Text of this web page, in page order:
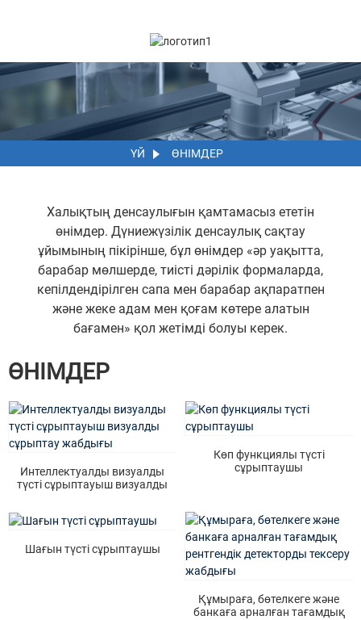
ҮЙ ӨНІМДЕР
Халықтың денсаулығын қамтамасыз ететін
өнімдер. Дүниежүзілік денсаулық сақтау
ұйымының пікірінше, бұл өнімдер «әр уақытта,
барабар мөлшерде, тиісті дәрілік формаларда,
кепілдендірілген сапа мен барабар ақпаратпен
және жеке адам мен қоғам көтере алатын
бағамен» қол жетімді болуы керек.
ӨНІМДЕР
Интеллектуалды визуалды
түсті сұрыптауыш визуалды
Көп функциялы түсті
сұрыптаушы
Шағын түсті сұрыптаушы
Құмыраға, бөтелкеге ​​және
банкаға арналған тағамдық